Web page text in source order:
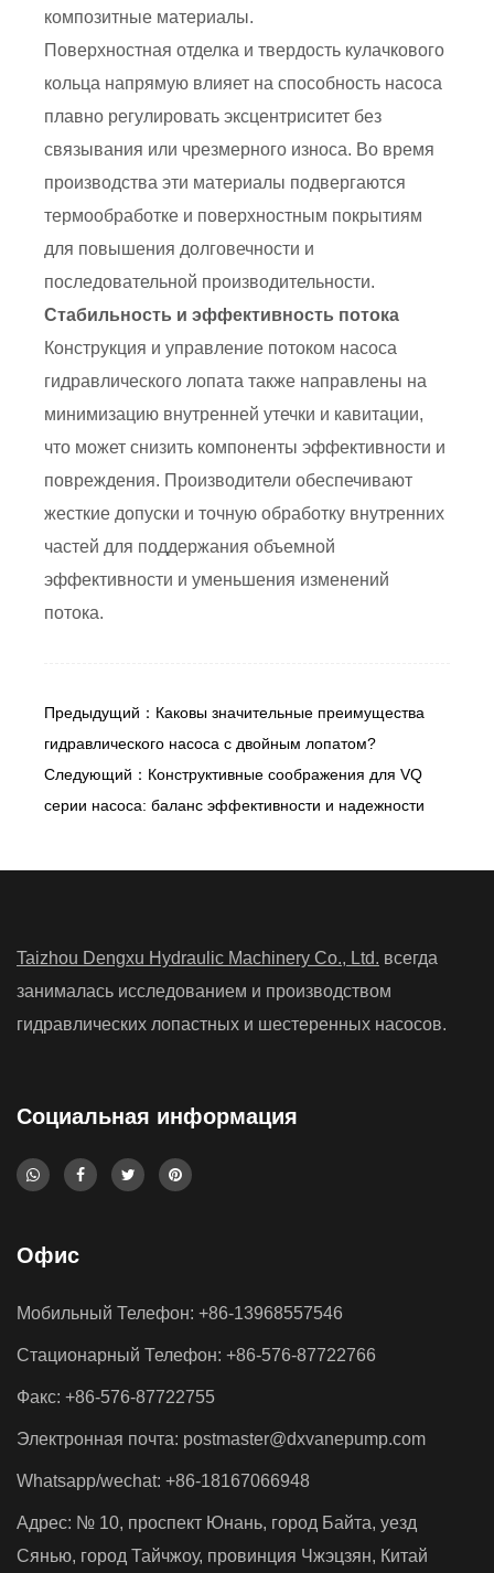
композитные материалы.
Поверхностная отделка и твердость кулачкового
кольца напрямую влияет на способность насоса
плавно регулировать эксцентриситет без
связывания или чрезмерного износа. Во время
производства эти материалы подвергаются
термообработке и поверхностным покрытиям
для повышения долговечности и
последовательной производительности.
Стабильность и эффективность потока
Конструкция и управление потоком насоса
гидравлического лопата также направлены на
минимизацию внутренней утечки и кавитации,
что может снизить компоненты эффективности и
повреждения. Производители обеспечивают
жесткие допуски и точную обработку внутренних
частей для поддержания объемной
эффективности и уменьшения изменений
потока.
Предыдущий：Каковы значительные преимущества
гидравлического насоса с двойным лопатом?
Следующий：Конструктивные соображения для VQ
серии насоса: баланс эффективности и надежности
Taizhou Dengxu Hydraulic Machinery Co., Ltd. всегда
занималась исследованием и производством
гидравлических лопастных и шестеренных насосов.
Социальная информация
Офис
Мобильный Телефон: +86-13968557546
Стационарный Телефон: +86-576-87722766
Факс: +86-576-87722755
Электронная почта: postmaster@dxvanepump.com
Whatsapp/wechat: +86-18167066948
Адрес: № 10, проспект Юнань, город Байта, уезд
Сянью, город Тайчжоу, провинция Чжэцзян, Китай